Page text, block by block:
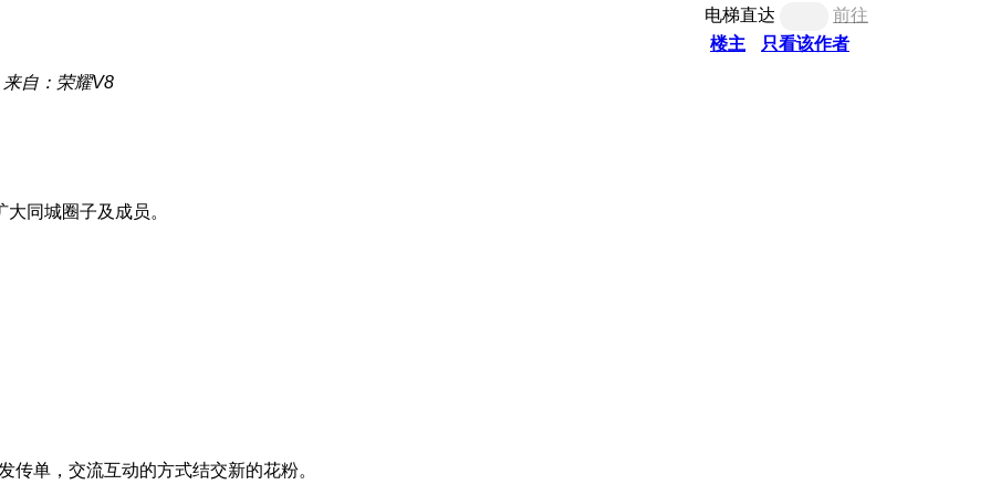
电梯直达
前往
楼主
只看该作者
来自：荣耀V8
同城圈子及成员。
单，交流互动的方式结交新的花粉。